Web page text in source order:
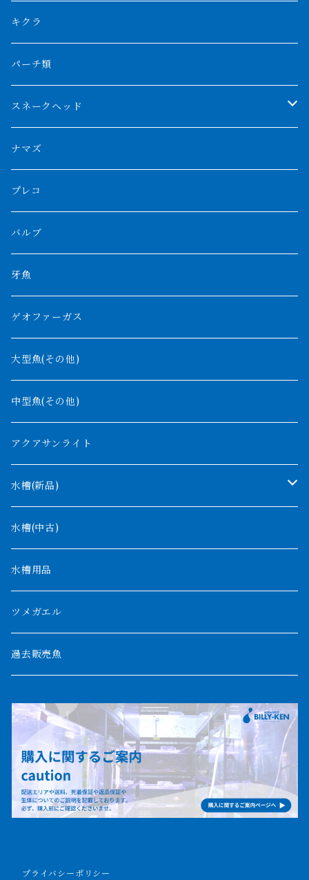
厳選 過背金龍
フルゴールデンクロスバック
ブルーベースクロスバック
BILLY-KENオリジナルブランド紅龍
チョッパーレッド
ブルレッド
その他アジアアロワナ
特殊個体
紅龍
グリーンアロワナ
バンジャール
シルバーアロワナ
ブラックアロワナ
ノーザンバラムンディ
その他アロワナ
リアルバンド
フォークバンド
プラスワン
フォーバータイガー
メニーバータイガー
ニューギニアダトニオ
プラチナ個体
ショート個体
ハイブリッドポリプ
エンドリケリー
ギニア
ナイジェリア
ナイルビチャー
ナポレオンビチャー
バロ川
ビキールビキール
トゥルカナ湖
タンガニーカビチャー
アンソルギー
コウロントン
ラプラディ
ギニア
ナイジェリア
コンギクス
オルナティピンニス
コンゴ
タンガニーカ
ウィークシー
モケレンベンベ
デルヘッジ
ザイールグリーン
パルマス
ポーリー
セネガルス
ナイル川
ナイジェリア
ブリードポリプ
エンドリケリー
ビキールビキール
ダイヤモンドポルカ
クロコダイル
その他淡水エイ
ネオケラ
その他肺魚
キクラ
パーチ類
スネークヘッド
チャンナバルカ
大型スネークヘッド
中型スネークヘッド
小型スネークヘッド
ナマズ
プレコ
バルブ
牙魚
ゲオファーガス
大型魚(その他)
中型魚(その他)
アクアサンライト
水槽(新品)
1200mm以下
1500mm
1800mm
2000mm以上
水槽(中古)
水槽用品
ツメガエル
過去販売魚
プライバシーポリシー